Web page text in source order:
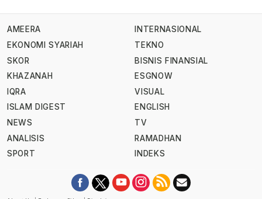
AMEERA
EKONOMI SYARIAH
SKOR
KHAZANAH
IQRA
ISLAM DIGEST
NEWS
ANALISIS
SPORT
INTERNASIONAL
TEKNO
BISNIS FINANSIAL
ESGNOW
VISUAL
ENGLISH
TV
RAMADHAN
INDEKS